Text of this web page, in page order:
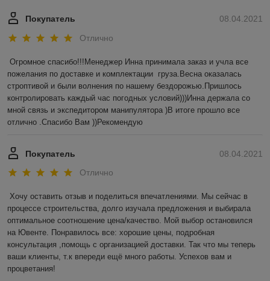
08.04.2021
Покупатель
Отлично
Огромное спасибо!!!Менеджер Инна принимала заказ и учла все
пожелания по доставке и комплектации  груза.Весна оказалась
строптивой и были волнения по нашему бездорожью.Пришлось
контролировать каждый час погодных условий)))Инна держала со
мной связь и экспедитором манипулятора )В итоге прошло все
отлично .Спасибо Вам ))Рекомендую
08.04.2021
Покупатель
Отлично
Хочу оставить отзыв и поделиться впечатлениями. Мы сейчас в
процессе строительства, долго изучала предложения и выбирала
оптимальное соотношение цена/качество. Мой выбор остановился
на Ювенте. Понравилось все: хорошие цены, подробная
консультация ,помощь с организацией доставки. Так что мы теперь
ваши клиенты, т.к впереди ещё много работы. Успехов вам и
процветания!